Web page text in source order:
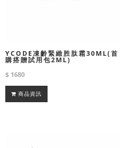
YCODE凍齡緊緻胜肽霜30ML(首
購搭贈試用包2ML)
$ 1680
商品資訊